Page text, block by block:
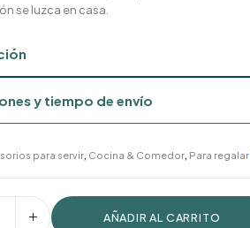
se luzca en casa.
y tiempo de envío
para servir, Cocina & Comedor, Para regalar
AÑADIR AL CARRITO